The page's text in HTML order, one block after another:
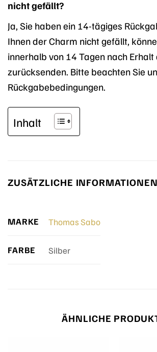
nicht gefällt?
Ja, Sie haben ein 14-tägiges
Ihnen der Charm nicht gefällt,
innerhalb von 14 Tagen nach Erhalt
zurücksenden. Bitte beachten Sie
Rückgabebedingungen.
Inhalt
ZUSÄTZLICHE INFORMATIONEN
MARKE Thomas Sabo
FARBE Silber
ÄHNLICHE